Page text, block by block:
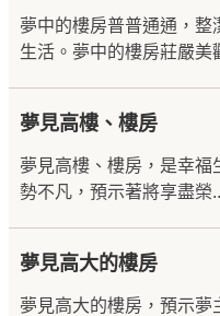
夢中的樓房普普通通，
生活。夢中的樓房莊嚴美
夢見高樓、樓房
夢見高樓、樓房，是幸
勢不凡，預示著將享盡榮
夢見高大的樓房
夢見高大的樓房，預示